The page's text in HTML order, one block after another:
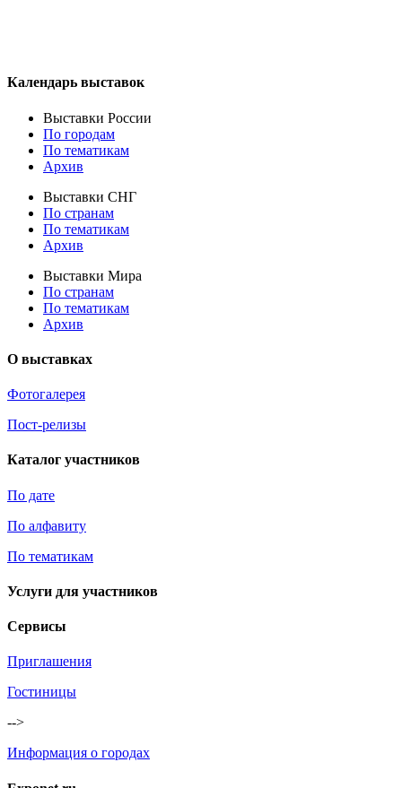
Календарь выставок
Выставки России
По городам
По тематикам
Архив
Выставки СНГ
По странам
По тематикам
Архив
Выставки Мира
По странам
По тематикам
Архив
О выставках
Фотогалерея
Пост-релизы
Каталог участников
По дате
По алфавиту
По тематикам
Услуги для участников
Сервисы
Приглашения
Гостиницы
-->
Информация о городах